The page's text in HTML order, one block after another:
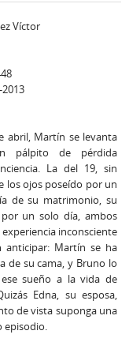
Víctor
abril, Martín se levanta
pálpito de pérdida
La del 19, sin
los ojos poseído por un
de su matrimonio, su
por un solo día, ambos
inconsciente
Martín se ha
de su cama, y Bruno lo
sueño a la vida de
Edna, su esposa,
de vista suponga una
episodio.